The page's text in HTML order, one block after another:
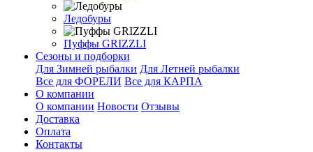
Ледобуры
Пуффы GRIZZLI
Сезоны и подборки
Для Зимней рыбалки Для Летней рыбалки
Все для ФОРЕЛИ Все для КАРПА
О компании
О компании Новости Отзывы
Доставка
Оплата
Контакты